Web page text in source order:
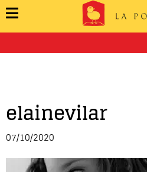
elainevilar
07/10/2020